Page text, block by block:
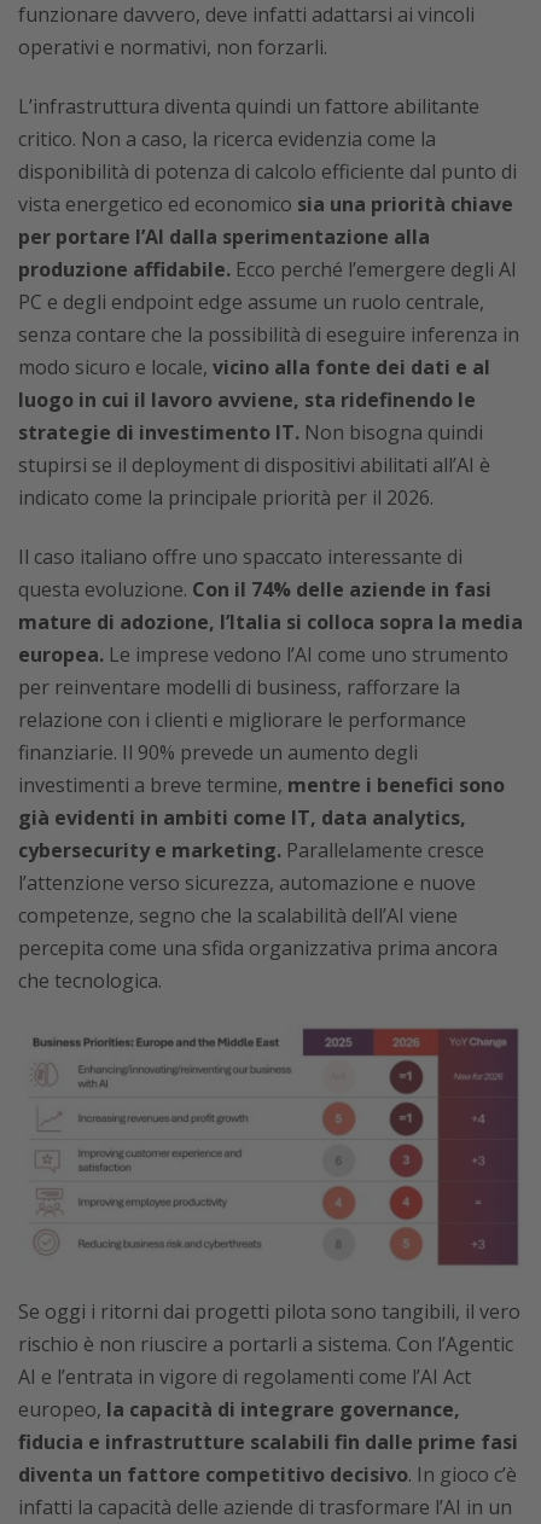
funzionare davvero, deve infatti adattarsi ai vincoli
operativi e normativi, non forzarli.
L’infrastruttura diventa quindi un fattore abilitante
critico. Non a caso, la ricerca evidenzia come la
disponibilità di potenza di calcolo efficiente dal punto di
vista energetico ed economico sia una priorità chiave
per portare l’AI dalla sperimentazione alla
produzione affidabile. Ecco perché l’emergere degli AI
PC e degli endpoint edge assume un ruolo centrale,
senza contare che la possibilità di eseguire inferenza in
modo sicuro e locale, vicino alla fonte dei dati e al
luogo in cui il lavoro avviene, sta ridefinendo le
strategie di investimento IT. Non bisogna quindi
stupirsi se il deployment di dispositivi abilitati all’AI è
indicato come la principale priorità per il 2026.
Il caso italiano offre uno spaccato interessante di
questa evoluzione. Con il 74% delle aziende in fasi
mature di adozione, l’Italia si colloca sopra la media
europea. Le imprese vedono l’AI come uno strumento
per reinventare modelli di business, rafforzare la
relazione con i clienti e migliorare le performance
finanziarie. Il 90% prevede un aumento degli
investimenti a breve termine, mentre i benefici sono
già evidenti in ambiti come IT, data analytics,
cybersecurity e marketing. Parallelamente cresce
l’attenzione verso sicurezza, automazione e nuove
competenze, segno che la scalabilità dell’AI viene
percepita come una sfida organizzativa prima ancora
che tecnologica.
Se oggi i ritorni dai progetti pilota sono tangibili, il vero
rischio è non riuscire a portarli a sistema. Con l’Agentic
AI e l’entrata in vigore di regolamenti come l’AI Act
europeo, la capacità di integrare governance,
fiducia e infrastrutture scalabili fin dalle prime fasi
diventa un fattore competitivo decisivo. In gioco c’è
infatti la capacità delle aziende di trasformare l’AI in un